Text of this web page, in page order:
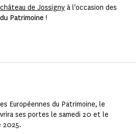
de Jossigny à l'occasion des
Patrimoine !
Européennes du Patrimoine, le
ses portes le samedi 20 et le
2025.